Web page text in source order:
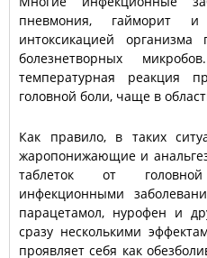
пневмония, гайморит
интоксикацией организма
болезнетворных
температурная реакция
головной боли, чаще в
Как правило, в таких
жаропонижающие и
таблеток от
инфекционными
парацетамол, нурофен и
сразу несколькими
проявляет себя как